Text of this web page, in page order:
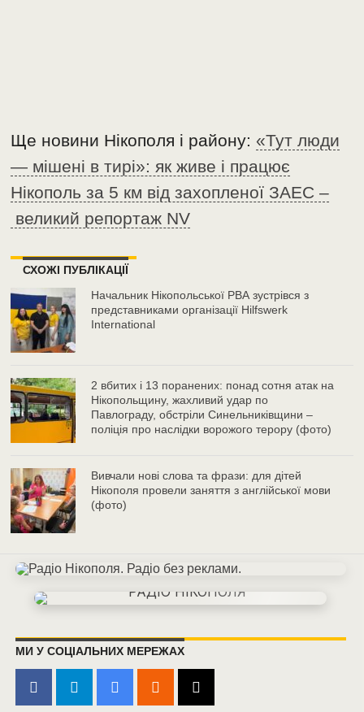
Ще новини Нікополя і району:«Тут люди
— мішені в тирі»: як живе і працює
Нікополь за 5 км від захопленої ЗАЕС –
великий репортаж NV
СХОЖІ ПУБЛІКАЦІЇ
Начальник Нікопольської РВА зустрівся з
представниками організації Hilfswerk
International
2 вбитих і 13 поранених: понад сотня атак на
Нікопольщину, жахливий удар по
Павлограду, обстріли Синельниківщини –
поліція про наслідки ворожого терору (фото)
Вивчали нові слова та фрази: для дітей
Нікополя провели заняття з англійської мови
(фото)
МИ У СОЦІАЛЬНИХ МЕРЕЖАХ